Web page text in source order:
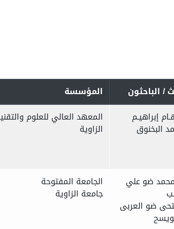
/ الباحثون المؤسسة
إبراهيـم
البخنوق
المعهد العالي للعلوم
الزاوية
ضو علي
ضو العربى
الجامعة المفتوحة
جامعة الزاوية